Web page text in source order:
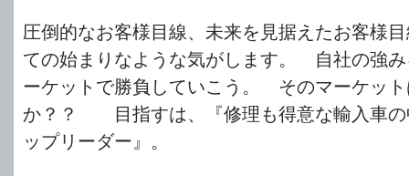
圧倒的なお客様目線、未来を見据えたお客様
ての始まりなような気がします。 自社の強
ーケットで勝負していこう。 そのマーケッ
か？？ 目指すは、『修理も得意な輸入車の
ップリーダー』。